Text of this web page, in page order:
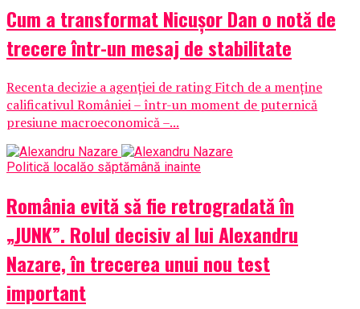
Cum a transformat Nicușor Dan o notă de
trecere într-un mesaj de stabilitate
Recenta decizie a agenției de rating Fitch de a menține
calificativul României – într-un moment de puternică
presiune macroeconomică –...
Politică localăo săptămână inainte
România evită să fie retrogradată în
„JUNK”. Rolul decisiv al lui Alexandru
Nazare, în trecerea unui nou test
important